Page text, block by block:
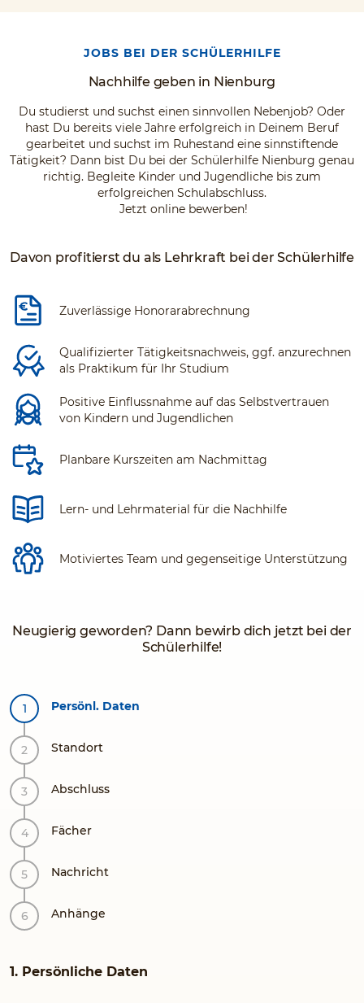
JOBS BEI DER SCHÜLERHILFE
Nachhilfe geben in Nienburg
Du studierst und suchst einen sinnvollen Nebenjob? Oder
hast Du bereits viele Jahre erfolgreich in Deinem Beruf
gearbeitet und suchst im Ruhestand eine sinnstiftende
Tätigkeit? Dann bist Du bei der Schülerhilfe Nienburg genau
richtig. Begleite Kinder und Jugendliche bis zum
erfolgreichen Schulabschluss.
Jetzt online bewerben!
Davon profitierst du als Lehrkraft bei der Schülerhilfe
Zuverlässige Honorarabrechnung
Qualifizierter Tätigkeitsnachweis, ggf. anzurechnen
als Praktikum für Ihr Studium
Positive Einflussnahme auf das Selbstvertrauen
von Kindern und Jugendlichen
Planbare Kurszeiten am Nachmittag
Lern- und Lehrmaterial für die Nachhilfe
Motiviertes Team und gegenseitige Unterstützung
Neugierig geworden? Dann bewirb dich jetzt bei der
Schülerhilfe!
Persönl. Daten
Standort
Abschluss
Fächer
Nachricht
Anhänge
1. Persönliche Daten